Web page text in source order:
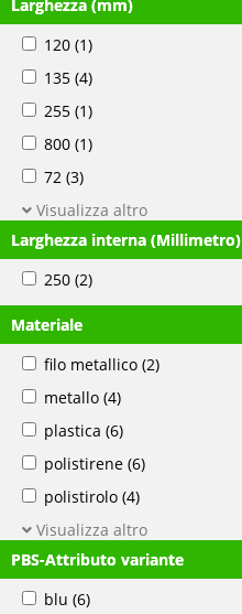
Larghezza (mm)
120 (1)
135 (4)
255 (1)
800 (1)
72 (3)
Visualizza altro
Larghezza interna (Millimetro)
250 (2)
Materiale
filo metallico (2)
metallo (4)
plastica (6)
polistirene (6)
polistirolo (4)
Visualizza altro
PBS-Attributo variante
blu (6)